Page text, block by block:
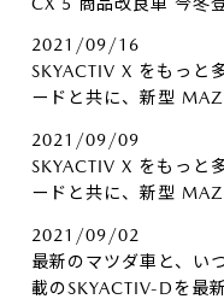
2021/09/16
SKYACTIV X をもっと
ードと共に、新型
2021/09/09
SKYACTIV X をもっと
ードと共に、新型
2021/09/02
最新のマツダ車と、い
載のSKYACTIV-Dを最